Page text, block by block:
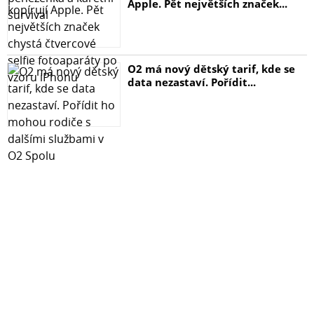
Apple. Pět největších značek...
O2 má nový dětský tarif, kde se
data nezastaví. Pořídit...